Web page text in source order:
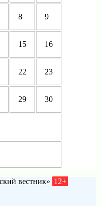
8 9
15 16
22 23
29 30
вестник» 12+